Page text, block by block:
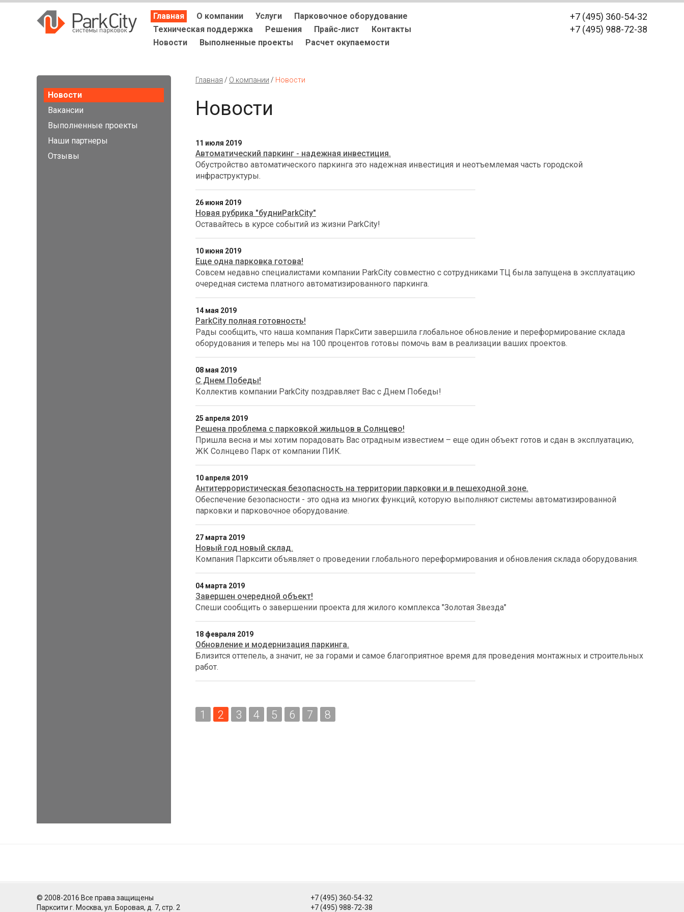
Главная О компании Услуги
Парковочное оборудование
Техническая поддержка
Решения Прайс-лист
Контакты
Новости
Выполненные проекты Расчет окупаемости
+7 (495) 360-54-32
+7 (495) 988-72-38
Новости
Вакансии
Выполненные проекты
Наши партнеры
Отзывы
Главная / О компании / Новости
Новости
11 июля 2019
Автоматический паркинг - надежная инвестиция.
Обустройство автоматического паркинга это надежная инвестиция и неотъемлемая часть городской
инфраструктуры.
26 июня 2019
Новая рубрика "будниParkCity"
Оставайтесь в курсе событий из жизни ParkCity!
10 июня 2019
Еще одна парковка готова!
Совсем недавно специалистами компании ParkCity совместно с сотрудниками ТЦ была запущена в эксплуатацию
очередная система платного автоматизированного паркинга.
14 мая 2019
ParkCity полная готовность!
Рады сообщить, что наша компания ПаркСити завершила глобальное обновление и переформирование склада
оборудования и теперь мы на 100 процентов готовы помочь вам в реализации ваших проектов.
08 мая 2019
С Днем Победы!
Коллектив компании ParkCity поздравляет Вас с Днем Победы!
25 апреля 2019
Решена проблема с парковкой жильцов в Солнцево!
Пришла весна и мы хотим порадовать Вас отрадным известием – еще один объект готов и сдан в эксплуатацию,
ЖК Солнцево Парк от компании ПИК.
10 апреля 2019
Антитеррористическая безопасность на территории парковки и в пешеходной зоне.
Обеспечение безопасности - это одна из многих функций, которую выполняют системы автоматизированной
парковки и парковочное оборудование.
27 марта 2019
Новый год новый склад.
Компания Парксити объявляет о проведении глобального переформирования и обновления склада оборудования.
04 марта 2019
Завершен очередной объект!
Спеши сообщить о завершении проекта для жилого комплекса "Золотая Звезда"
18 февраля 2019
Обновление и модернизация паркинга.
Близится оттепель, а значит, не за горами и самое благоприятное время для проведения монтажных и строительных
работ.
1 2 3 4 5 6 7 8
© 2008-2016 Все права защищены
Парксити г. Москва, ул. Боровая, д. 7, стр. 2
+7 (495) 360-54-32
+7 (495) 988-72-38